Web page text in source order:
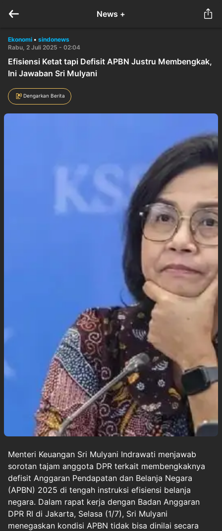
News +
Ekonomi • sindonews
Rabu, 2 Juli 2025 - 02:04
Efisiensi Ketat tapi Defisit APBN Justru Membengkak,
Ini Jawaban Sri Mulyani
Dengarkan Berita
Menteri Keuangan Sri Mulyani Indrawati menjawab
sorotan tajam anggota DPR terkait membengkaknya
defisit Anggaran Pendapatan dan Belanja Negara
(APBN) 2025 di tengah instruksi efisiensi belanja
negara. Dalam rapat kerja dengan Badan Anggaran
DPR RI di Jakarta, Selasa (1/7), Sri Mulyani
menegaskan kondisi APBN tidak bisa dinilai secara